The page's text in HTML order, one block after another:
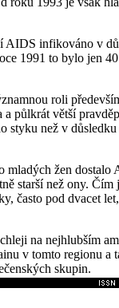
AIDS infikováno v
1991 to bylo jen
roli
půlkrát větší
styku než v
mladých žen dostalo
starší než ony. Čím
často pod dvacet
na nejhlubším
v tomto regionu a
skupin.